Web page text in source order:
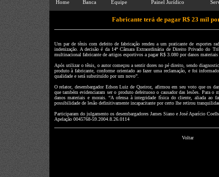
Home Banca Equipe Painel Jurídico
Fabricante terá de pagar R$ 23 mil
Um par de tênis com defeito de fabricação rendeu a um praticante de esportes
indenização. A decisão é da 14ª Câmara Extraordinária de Direito Privado do
multinacional fabricante de artigos esportivos a pagar R$ 3.080 por danos
Após utilizar o tênis, o autor começou a sentir dores no pé direito, sendo
produto à fabricante, conforme orientado ao fazer uma reclamação, e foi
qualidade e será substituído por um novo”.
O relator, desembargador Edson Luiz de Queiroz, afirmou em seu voto que os
que também evidenciaram ser o produto defeituoso o causador das lesões. Para o
danos materiais e morais. “A ofensa à integridade física do cliente, aliada ao
possibilidade de lesão definitivamente incapacitante por certo lhe retirou
Participaram do julgamento os desembargadores James Siano e José Aparício
Apelação 0045768-59.2004.8.26.0114
Voltar